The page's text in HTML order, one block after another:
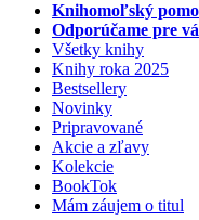
Knihomoľský
Odporúčame pre
Všetky knihy
Knihy roka 2025
Bestsellery
Novinky
Pripravované
Akcie a zľavy
Kolekcie
BookTok
Mám záujem o titul